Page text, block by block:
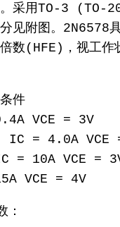
采用TO-3 (TO-
见附图。2N6578
数(HFE)，视工作
件
VCE = 3V
IC = 4.0A VCE
= 10A VCE =
VCE = 4V
：